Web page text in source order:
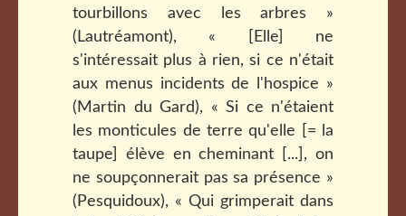
tourbillons avec les arbres »
(Lautréamont), « [Elle] ne
s'intéressait plus à rien, si ce n'était
aux menus incidents de l'hospice »
(Martin du Gard), « Si ce n'étaient
les monticules de terre qu'elle [= la
taupe] élève en cheminant [...], on
ne soupçonnerait pas sa présence »
(Pesquidoux), « Qui grimperait dans